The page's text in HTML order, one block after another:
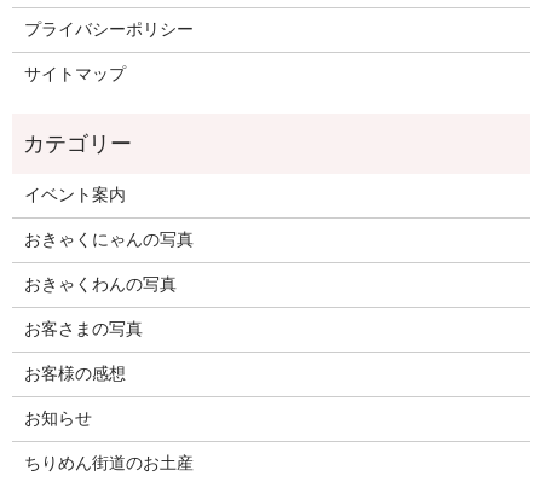
プライバシーポリシー
サイトマップ
イベント案内
おきゃくにゃんの写真
おきゃくわんの写真
お客さまの写真
お客様の感想
お知らせ
ちりめん街道のお土産